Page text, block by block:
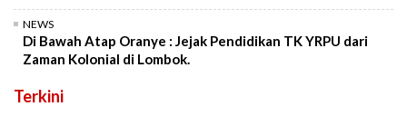
NEWS
Di Bawah Atap Oranye : Jejak Pendidikan TK YRPU dari
Zaman Kolonial di Lombok.
Terkini